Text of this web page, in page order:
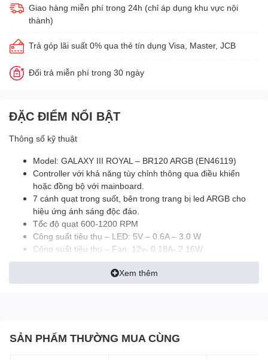
Giao hàng miễn phí trong 24h (chỉ áp dụng khu vực nội
thành)
Trả góp lãi suất 0% qua thẻ tín dụng Visa, Master, JCB
Đổi trả miễn phí trong 30 ngày
ĐẶC ĐIỂM NỔI BẬT
Thông số kỹ thuật
Model: GALAXY III ROYAL – BR120 ARGB (EN46119)
Controller với khả năng tùy chỉnh thông qua điều khiển
hoặc đồng bộ với mainboard.
7 cánh quạt trong suốt, bên trong trang bị led ARGB cho
hiệu ứng ánh sáng độc đáo.
Tốc độ quạt 600-1200 RPM
Công suất tiêu thụ – LED: 5V – 0.6A – 3.0 W
Công suất tiêu thụ – Fan: 12v- 0.18A- 2.16W
Độ ồn: < 23.7 dBA
Giới thiệu Fan Case
Essential BX120 ARGB
Xem thêm
SẢN PHẨM THƯỜNG MUA CÙNG